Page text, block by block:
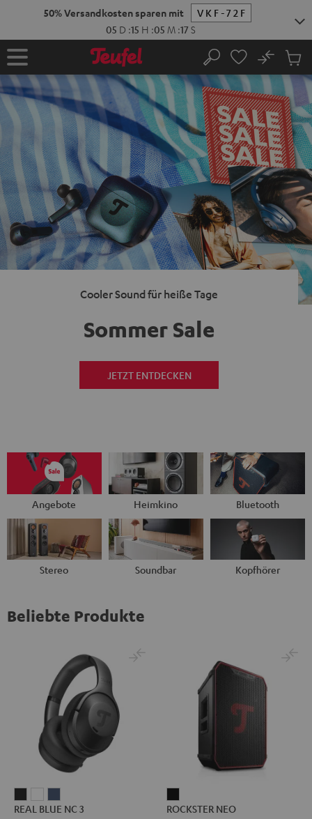
Startseite Suche
No
im
Cooler Sound für heiße Tage
Sommer Sale
JETZT ENTDECKEN
Angebote Heimkino Bluetooth
Stereo Soundbar Kopfhörer
Beliebte Produkte
BLUEBLUEBLUE
REAL BLUE NC 3
NEO
ROCKSTER NEO